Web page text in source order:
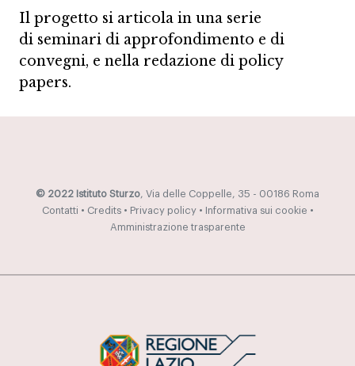
Il progetto si articola in una serie
di seminari di approfondimento e di
convegni, e nella redazione di policy
papers.
© 2022 Istituto Sturzo, Via delle Coppelle, 35 - 00186 Roma
Contatti • Credits• Privacy policy• Informativa sui cookie •
Amministrazione trasparente